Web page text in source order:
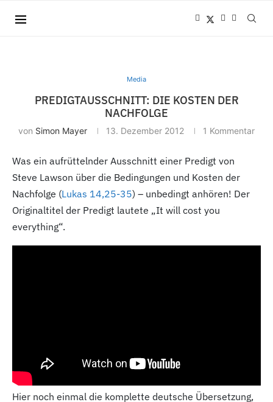
Media
PREDIGTAUSSCHNITT: DIE KOSTEN DER
NACHFOLGE
von Simon Mayer 13. Dezember 2012 1 Kommentar
Was ein aufrüttelnder Ausschnitt einer Predigt von
Steve Lawson über die Bedingungen und Kosten der
Nachfolge (Lukas 14,25-35) – unbedingt anhören! Der
Originaltitel der Predigt lautete „It will cost you
everything“.
Hier noch einmal die komplette deutsche Übersetzung,